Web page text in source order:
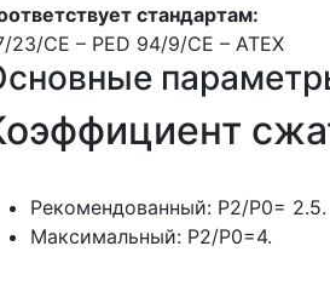
стандартам:
23/CE – PED 94/9/CE – ATEX
Рекомендованный: Р2/Р0= 2.5.
Максимальный: Р2/Р0=4.